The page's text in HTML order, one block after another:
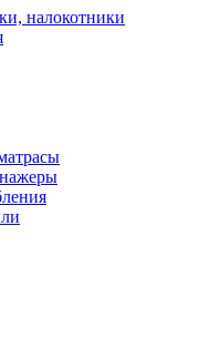
налокотники